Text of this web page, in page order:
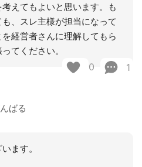
えてもよいと思います。も
、スレ主様が担当になって
経営者さんに理解してもら
てください。
0 1
ばる
ます。